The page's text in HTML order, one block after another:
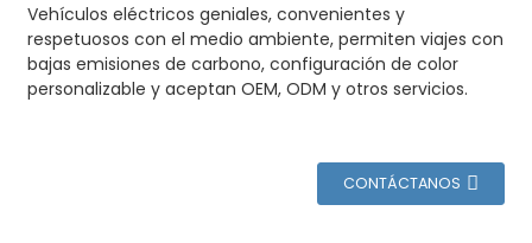
Vehículos eléctricos geniales, convenientes y
respetuosos con el medio ambiente, permiten viajes con
bajas emisiones de carbono, configuración de color
personalizable y aceptan OEM, ODM y otros servicios.
CONTÁCTANOS